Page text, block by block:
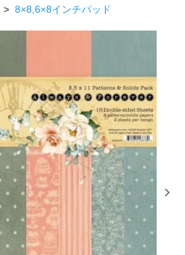
> 8×8,6×8インチパッド